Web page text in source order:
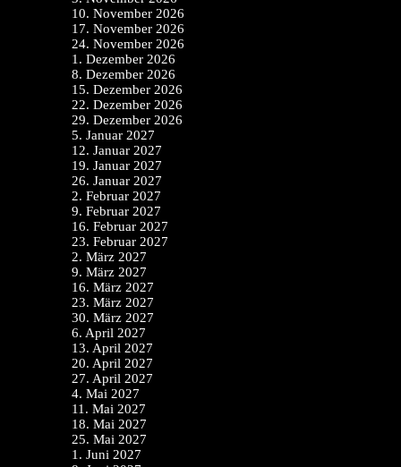
10. November 2026
17. November 2026
24. November 2026
1. Dezember 2026
8. Dezember 2026
15. Dezember 2026
22. Dezember 2026
29. Dezember 2026
5. Januar 2027
12. Januar 2027
19. Januar 2027
26. Januar 2027
2. Februar 2027
9. Februar 2027
16. Februar 2027
23. Februar 2027
2. März 2027
9. März 2027
16. März 2027
23. März 2027
30. März 2027
6. April 2027
13. April 2027
20. April 2027
27. April 2027
4. Mai 2027
11. Mai 2027
18. Mai 2027
25. Mai 2027
1. Juni 2027